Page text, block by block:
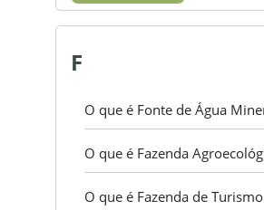
F
O que é Fonte de Água
O que é Fazenda
O que é Fazenda de Turismo